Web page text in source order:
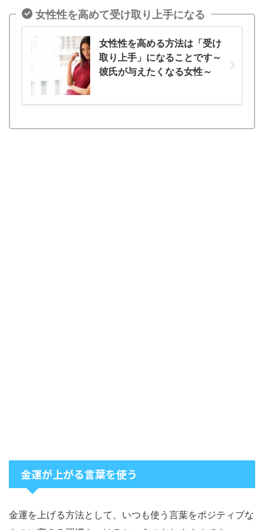
女性性を高めて受け取り上手になる
女性性を高める方法は「受け
取り上手」になることです～
彼氏が与えたくなる女性～
金運が上がる言葉を使う
金運を上げる方法として、いつも使う言葉をポジティブな